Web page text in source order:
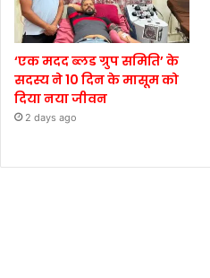
‘एक मदद ब्लड ग्रुप समिति’ के
सदस्य ने 10 दिन के मासूम को
दिया नया जीवन
2 days ago